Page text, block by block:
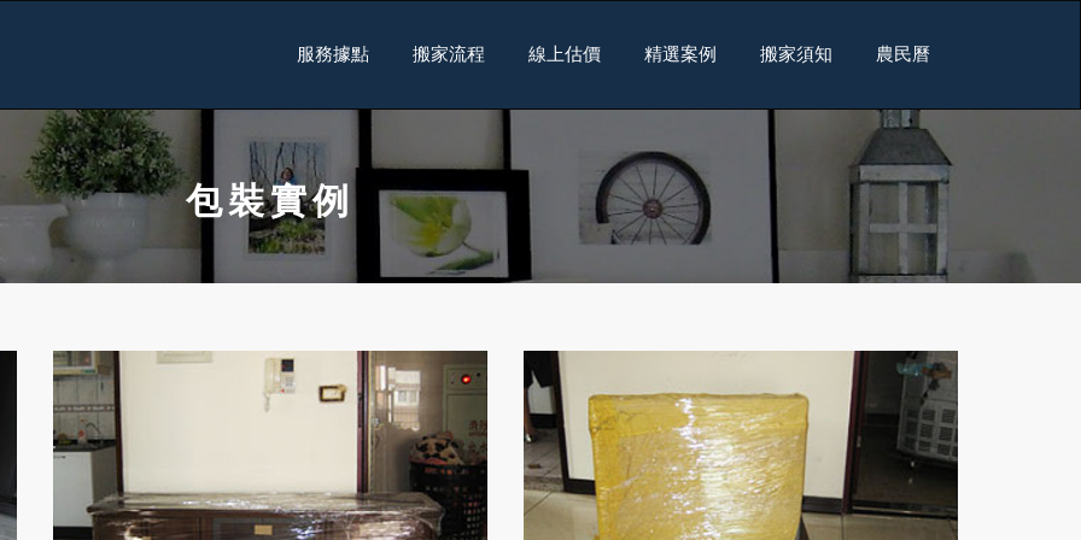
服務據點 搬家流程 線上估價 精選案例 搬家須知 農民曆
包裝實例
包裝實例 包裝實例